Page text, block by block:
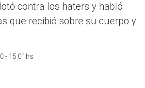
contra los haters y habló
que recibió sobre su cuerpo y
- 15:01hs